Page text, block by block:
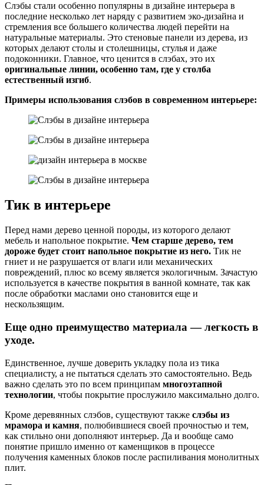
Слэбы стали особенно популярны в дизайне интерьера в
последние несколько лет наряду с развитием эко-дизайна и
стремления все большего количества людей перейти на
натуральные материалы. Это стеновые панели из дерева, из
которых делают столы и столешницы, стулья и даже
подоконники. Главное, что ценится в слэбах, это их
оригинальные линии, особенно там, где у столба
естественный изгиб.
Примеры использования слэбов в современном интерьере:
Тик в интерьере
Перед нами дерево ценной породы, из которого делают
мебель и напольное покрытие. Чем старше дерево, тем
дороже будет стоит напольное покрытие из него. Тик не
гниет и не разрушается от влаги или механических
повреждений, плюс ко всему является экологичным. Зачастую
используется в качестве покрытия в ванной комнате, так как
после обработки маслами оно становится еще и
нескользящим.
Еще одно преимущество материала — легкость в
уходе.
Единственное, лучше доверить укладку пола из тика
специалисту, а не пытаться сделать это самостоятельно. Ведь
важно сделать это по всем принципам многоэтапной
технологии, чтобы покрытие прослужило максимально долго.
Кроме деревянных слэбов, существуют также слэбы из
мрамора и камня, полюбившиеся своей прочностью и тем,
как стильно они дополняют интерьер. Да и вообще само
понятие пришло именно от каменщиков в процессе
получения каменных блоков после распиливания монолитных
плит.